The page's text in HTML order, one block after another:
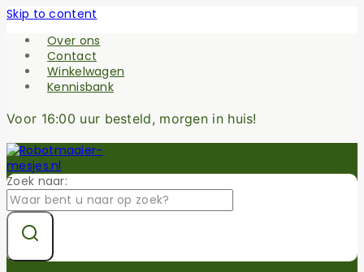
Skip to content
Over ons
Contact
Winkelwagen
Kennisbank
Voor 16:00 uur besteld, morgen in huis!
Zoek naar: